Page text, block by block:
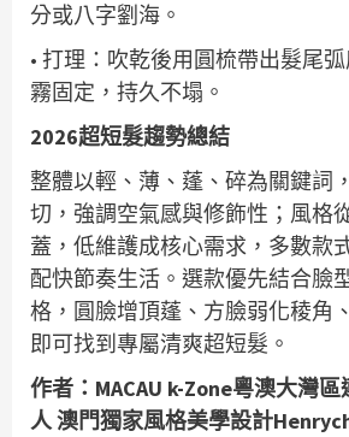
分或八字劉海。
• 打理：吹乾後用圓梳帶出髮尾
霧固定，持久不塌。
2026超短髮趨勢總結
整體以輕、薄、蓬、碎為關鍵詞
切，強調空氣感與修飾性；風格
蓋，低維護成核心需求，多數款
配快節奏生活。選款優先結合臉
格，圓臉增頂蓬、方臉弱化稜角
即可找到專屬清爽超短髮。
作者：MACAU k-Zone粵澳大灣
人 澳門獨家風格美學設計